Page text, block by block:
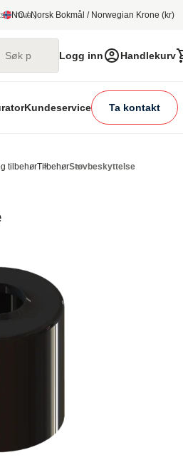
mva.)
NO / Norsk Bokmål / Norwegian Krone (kr)
nettstedet vårt
Logg inn Handlekurv
Kundeservice Ta kontakt
tilbehørTilbehørStøvbeskyttelse